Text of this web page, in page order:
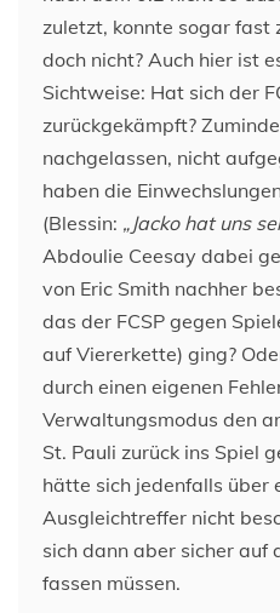
zuletzt, konnte sogar fast
doch nicht? Auch hier ist
Sichtweise: Hat sich der
zurückgekämpft?
nachgelassen, nicht
haben die
(Blessin: „Jacko hat uns
Abdoulie Ceesay dabei
von Eric Smith nachher
das der FCSP gegen
auf Viererkette) ging?
durch einen eigenen
Verwaltungsmodus den
St. Pauli zurück ins Spiel
hätte sich jedenfalls über
Ausgleichtreffer nicht
sich dann aber sicher auf
fassen müssen.